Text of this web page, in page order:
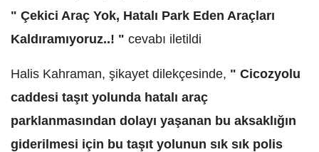
" Çekici Araç Yok, Hatalı Park Eden Araçları
Kaldıramıyoruz..! " cevabı iletildi
Halis Kahraman, şikayet dilekçesinde, " Cicozyolu
caddesi taşıt yolunda hatalı araç
parklanmasından dolayı yaşanan bu aksaklığın
giderilmesi için bu taşıt yolunun sık sık polis